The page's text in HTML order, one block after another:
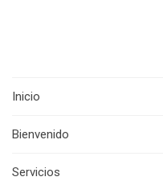
Inicio
Bienvenido
Servicios